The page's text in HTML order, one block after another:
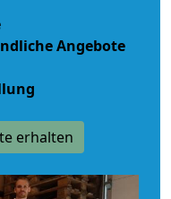
Angebote
erhalten